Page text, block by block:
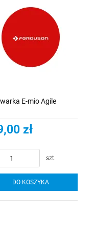
E-mio Agile
zł
szt.
DO KOSZYKA